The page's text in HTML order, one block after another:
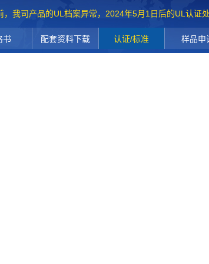
，我司产品的UL档案异常，2024年5月1日后的UL认证
书 配套资料下载 认证/标准 样品申